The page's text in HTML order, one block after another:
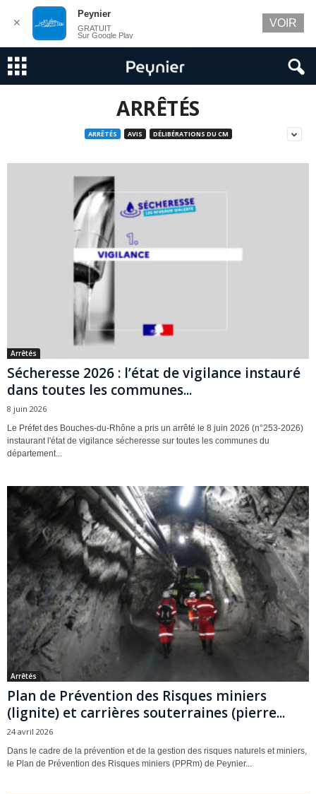
ARRÊTÉS
ARRÊTÉS AVIS DÉLIBÉRATIONS DU CM
Arrêtés
Sécheresse 2026 : l’état de vigilance instauré
dans toutes les communes...
8 juin 2026
Le Préfet des Bouches-du-Rhône a pris un arrêté le 8 juin 2026 (n°253-2026)
instaurant l'état de vigilance sécheresse sur toutes les communes du
département...
Arrêtés
Plan de Prévention des Risques miniers
(lignite) et carrières souterraines (pierre...
24 avril 2026
Dans le cadre de la prévention et de la gestion des risques naturels et miniers,
le Plan de Prévention des Risques miniers (PPRm) de Peynier...
✕
Peynier
GRATUIT
Sur Google Play
VOIR